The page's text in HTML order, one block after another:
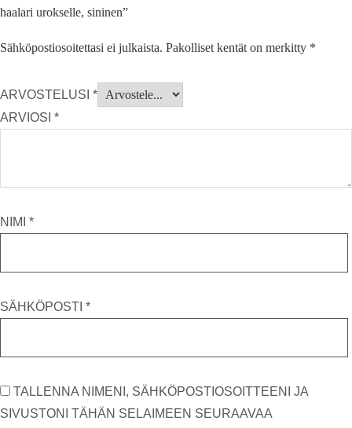
haalari urokselle, sininen”
Sähköpostiosoitettasi ei julkaista. Pakolliset kentät on merkitty *
ARVOSTELUSI *
ARVIOSI *
NIMI *
SÄHKÖPOSTI *
TALLENNA NIMENI, SÄHKÖPOSTIOSOITTEENI JA
SIVUSTONI TÄHÄN SELAIMEEN SEURAAVAA